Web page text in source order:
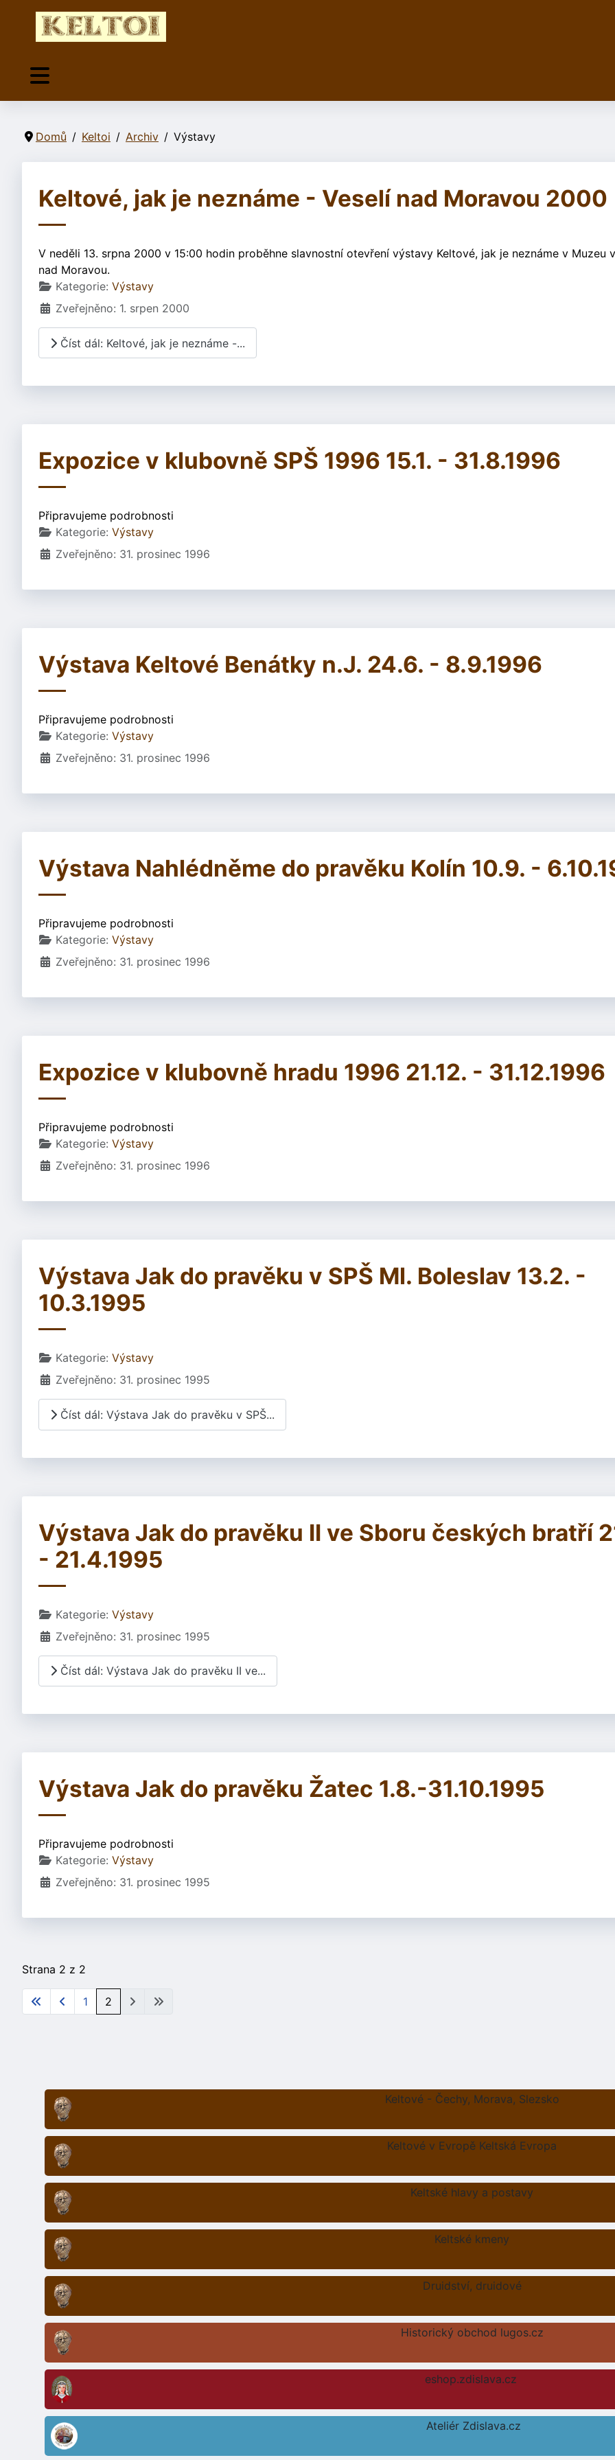
Domů Keltoi Archiv Výstavy
Keltové, jak je neznáme - Veselí nad Moravou 2000
V neděli 13. srpna 2000 v 15:00 hodin proběhne slavnostní otevření výstavy Keltové, jak je neznáme v Muzeu
nad Moravou.
Základní údaje
Kategorie: Výstavy
Zveřejněno: 1. srpen 2000
Číst dál: Keltové, jak je neznáme -...
Expozice v klubovně SPŠ 1996 15.1. - 31.8.1996
Připravujeme podrobnosti
Základní údaje
Kategorie: Výstavy
Zveřejněno: 31. prosinec 1996
Výstava Keltové Benátky n.J. 24.6. - 8.9.1996
Připravujeme podrobnosti
Základní údaje
Kategorie: Výstavy
Zveřejněno: 31. prosinec 1996
Výstava Nahlédněme do pravěku Kolín 10.9. -
Připravujeme podrobnosti
Základní údaje
Kategorie: Výstavy
Zveřejněno: 31. prosinec 1996
Expozice v klubovně hradu 1996 21.12. - 31.12.1996
Připravujeme podrobnosti
Základní údaje
Kategorie: Výstavy
Zveřejněno: 31. prosinec 1996
Výstava Jak do pravěku v SPŠ Ml. Boleslav 13.2. -
10.3.1995
Základní údaje
Kategorie: Výstavy
Zveřejněno: 31. prosinec 1995
Číst dál: Výstava Jak do pravěku v SPŠ...
Výstava Jak do pravěku II ve Sboru českých bratří
- 21.4.1995
Základní údaje
Kategorie: Výstavy
Zveřejněno: 31. prosinec 1995
Číst dál: Výstava Jak do pravěku II ve...
Výstava Jak do pravěku Žatec 1.8.-31.10.1995
Připravujeme podrobnosti
Základní údaje
Kategorie: Výstavy
Zveřejněno: 31. prosinec 1995
Strana 2 z 2
1 2
Keltové - Čechy, Morava, Slezsko
Keltové v Evropě Keltská Evropa
Keltské hlavy a postavy
Keltské kmeny
Druidství, druidové
Historický obchod lugos.cz
eshop.zdislava.cz
Ateliér Zdislava.cz